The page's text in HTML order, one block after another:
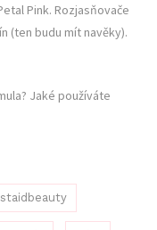
Pink. Rozjasňovače
(ten budu mít navěky).
Jaké používáte